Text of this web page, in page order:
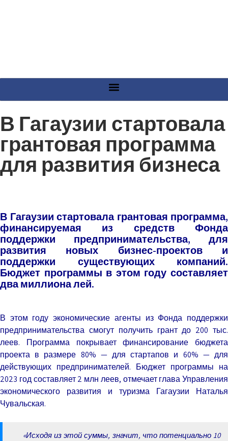
В Гагаузии стартовала
грантовая программа
для развития бизнеса
В Гагаузии стартовала грантовая программа,
финансируемая из средств Фонда
поддержки предпринимательства, для
развития новых бизнес-проектов и
поддержки существующих компаний.
Бюджет программы в этом году составляет
два миллиона лей.
В этом году экономические агенты из Фонда поддержки
предпринимательства смогут получить грант до 200 тыс.
леев. Программа покрывает финансирование бюджета
проекта в размере 80% — для стартапов и 60% — для
действующих предпринимателей. Бюджет программы на
2023 год составляет 2 млн леев, отмечает глава Управления
экономического развития и туризма Гагаузии Наталья
Чувальская.
«Исходя из этой суммы, значит, что потенциально 10